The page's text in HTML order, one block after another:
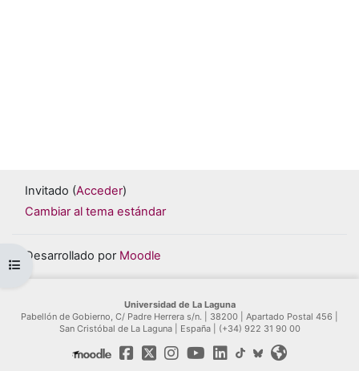
Abrir índice del curso
Invitado (Acceder)
Cambiar al tema estándar
Desarrollado por Moodle
Universidad de La Laguna
Pabellón de Gobierno, C/ Padre Herrera s/n. | 38200 | Apartado Postal 456 |
San Cristóbal de La Laguna | España | (+34) 922 31 90 00